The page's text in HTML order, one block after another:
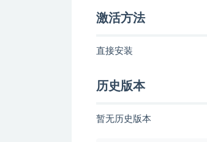
激活方法
直接安装
历史版本
暂无历史版本